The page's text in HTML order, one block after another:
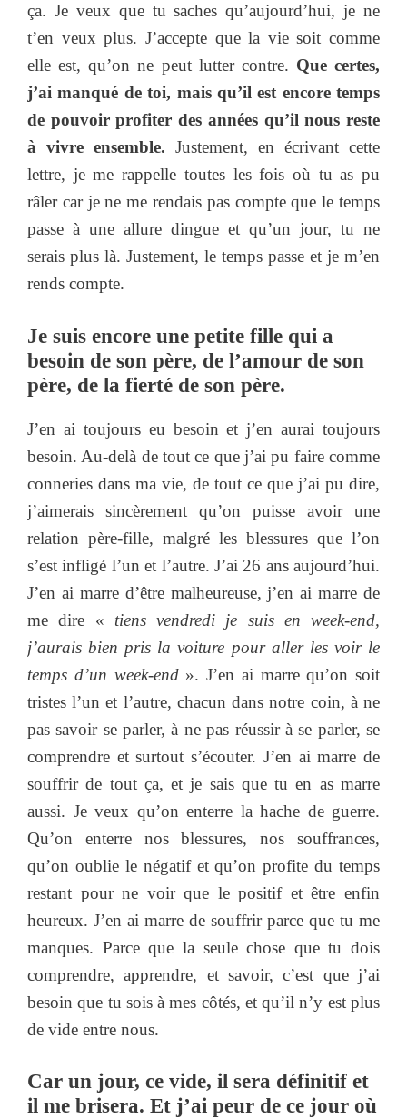
ça. Je veux que tu saches qu’aujourd’hui, je ne
t’en veux plus. J’accepte que la vie soit comme
elle est, qu’on ne peut lutter contre. Que certes,
j’ai manqué de toi, mais qu’il est encore temps
de pouvoir profiter des années qu’il nous reste
à vivre ensemble. Justement, en écrivant cette
lettre, je me rappelle toutes les fois où tu as pu
râler car je ne me rendais pas compte que le temps
passe à une allure dingue et qu’un jour, tu ne
serais plus là. Justement, le temps passe et je m’en
rends compte.
Je suis encore une petite fille qui a
besoin de son père, de l’amour de son
père, de la fierté de son père.
J’en ai toujours eu besoin et j’en aurai toujours
besoin. Au-delà de tout ce que j’ai pu faire comme
conneries dans ma vie, de tout ce que j’ai pu dire,
j’aimerais sincèrement qu’on puisse avoir une
relation père-fille, malgré les blessures que l’on
s’est infligé l’un et l’autre. J’ai 26 ans aujourd’hui.
J’en ai marre d’être malheureuse, j’en ai marre de
me dire « tiens vendredi je suis en week-end,
j’aurais bien pris la voiture pour aller les voir le
temps d’un week-end ». J’en ai marre qu’on soit
tristes l’un et l’autre, chacun dans notre coin, à ne
pas savoir se parler, à ne pas réussir à se parler, se
comprendre et surtout s’écouter. J’en ai marre de
souffrir de tout ça, et je sais que tu en as marre
aussi. Je veux qu’on enterre la hache de guerre.
Qu’on enterre nos blessures, nos souffrances,
qu’on oublie le négatif et qu’on profite du temps
restant pour ne voir que le positif et être enfin
heureux. J’en ai marre de souffrir parce que tu me
manques. Parce que la seule chose que tu dois
comprendre, apprendre, et savoir, c’est que j’ai
besoin que tu sois à mes côtés, et qu’il n’y est plus
de vide entre nous.
Car un jour, ce vide, il sera définitif et
il me brisera. Et j’ai peur de ce jour où